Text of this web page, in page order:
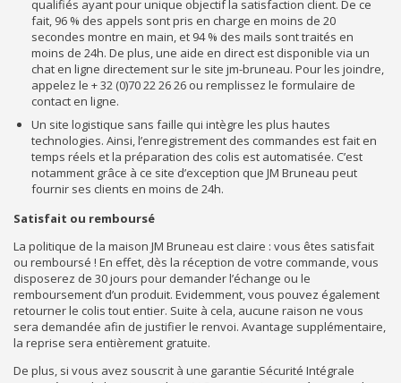
qualifiés ayant pour unique objectif la satisfaction client. De ce
fait, 96 % des appels sont pris en charge en moins de 20
secondes montre en main, et 94 % des mails sont traités en
moins de 24h. De plus, une aide en direct est disponible via un
chat en ligne directement sur le site jm-bruneau. Pour les joindre,
appelez le + 32 (0)70 22 26 26 ou remplissez le formulaire de
contact en ligne.
Un site logistique sans faille qui intègre les plus hautes
technologies. Ainsi, l’enregistrement des commandes est fait en
temps réels et la préparation des colis est automatisée. C’est
notamment grâce à ce site d’exception que JM Bruneau peut
fournir ses clients en moins de 24h.
Satisfait ou remboursé
La politique de la maison JM Bruneau est claire : vous êtes satisfait
ou remboursé ! En effet, dès la réception de votre commande, vous
disposerez de 30 jours pour demander l’échange ou le
remboursement d’un produit. Evidemment, vous pouvez également
retourner le colis tout entier. Suite à cela, aucune raison ne vous
sera demandée afin de justifier le renvoi. Avantage supplémentaire,
la reprise sera entièrement gratuite.
De plus, si vous avez souscrit à une garantie Sécurité Intégrale